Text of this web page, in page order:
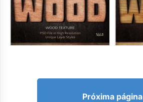
Próxima página